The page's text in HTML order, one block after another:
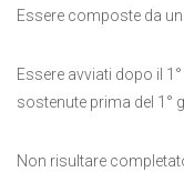
Essere composte da
Essere avviati dopo il
sostenute prima del 1°
Non risultare